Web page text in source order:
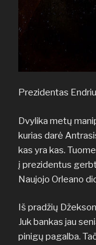
Prezidentas
Dvylika metų
kurias darė
kas yra kas.
į prezidentus
Naujojo Orleano
Iš pradžių
Juk bankas jau
pinigų pagalba.